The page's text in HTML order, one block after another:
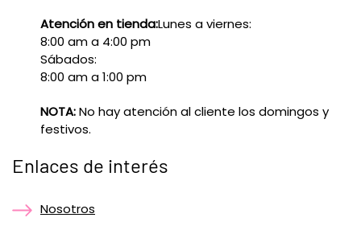
Atención en tienda:Lunes a viernes:
8:00 am a 4:00 pm
Sábados:
8:00 am a 1:00 pm
NOTA:No hay atención al cliente los domingos y
festivos.
Enlaces de interés
Nosotros